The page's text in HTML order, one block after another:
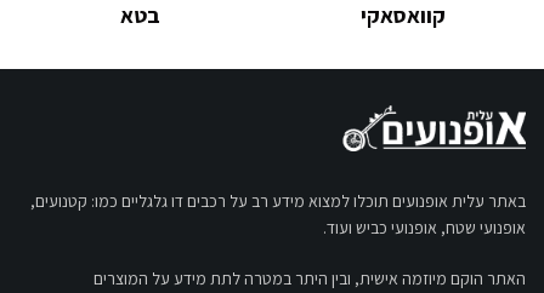
קוואסאקי בטא
באתר עלית אופנועים תוכלו למצוא מידע רב על רכבים דו גלגליים כמו: קטנועים,
אופנועי שטח, אופנועי כביש ועוד.
האתר הוקם מיוזמה אישית, ובין היתר במטרה לתת מידע על המוצרים